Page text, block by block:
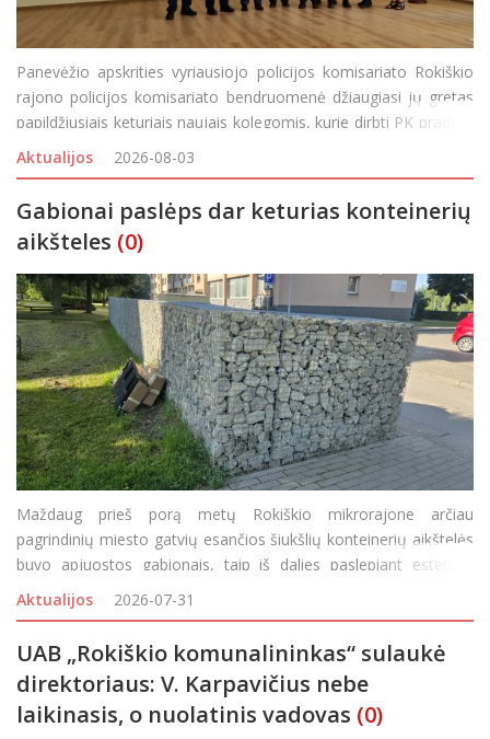
Panevėžio apskrities vyriausiojo policijos komisariato Rokiškio
rajono policijos komisariato bendruomenė džiaugiasi jų gretas
papildžiusiais keturiais naujais kolegomis, kurie dirbti PK pradėjo
baigę mokslus pasinaudoję Rokiškio rajono savivaldybės
pareigūnų skatinimo programa –
Aktualijos 2026-08-03
Gabionai paslėps dar keturias konteinerių
aikšteles (0)
Maždaug prieš porą metų Rokiškio mikrorajone arčiau
pagrindinių miesto gatvių esančios šiukšlių konteinerių aikštelės
buvo apjuostos gabionais, taip iš dalies paslepiant estetinio
miesto vaizdo „darkytojus“. Bet tokių aikštelių, kurioms pr
Aktualijos 2026-07-31
UAB „Rokiškio komunalininkas“ sulaukė
direktoriaus: V. Karpavičius nebe
laikinasis, o nuolatinis vadovas (0)